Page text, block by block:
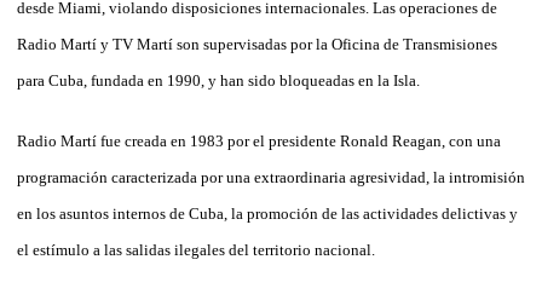
desde Miami, violando disposiciones internacionales. Las operaciones de
Radio Martí y TV Martí son supervisadas por la Oficina de Transmisiones
para Cuba, fundada en 1990, y han sido bloqueadas en la Isla.
Radio Martí fue creada en 1983 por el presidente Ronald Reagan, con una
programación caracterizada por una extraordinaria agresividad, la intromisión
en los asuntos internos de Cuba, la promoción de las actividades delictivas y
el estímulo a las salidas ilegales del territorio nacional.